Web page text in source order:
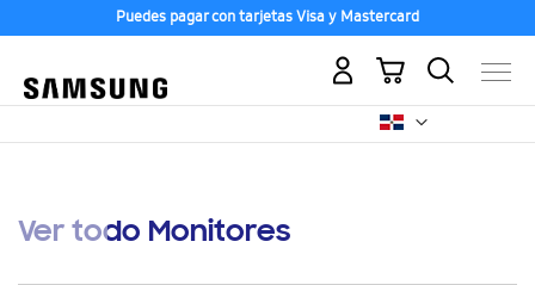
Puedes pagar con tarjetas Visa y Mastercard
Mi carrito
Ver todo Monitores